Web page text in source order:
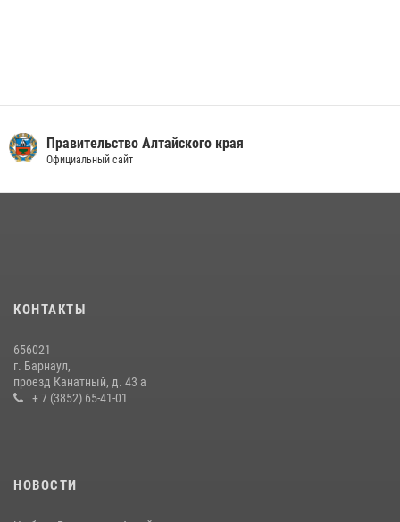
Правительство Алтайского края
Официальный сайт
КОНТАКТЫ
656021
г. Барнаул,
проезд Канатный, д. 43 а
+ 7 (3852) 65-41-01
НОВОСТИ